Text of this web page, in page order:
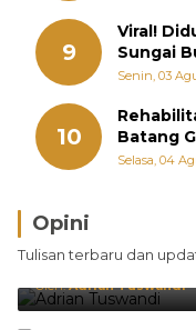
9
Viral!
Sungai
Warga
Senin, 03
10
Batang
Rolanda
Selasa, 04
Opini
Tulisan terbaru dan
Brasil Lebih
Punya Cara
Oleh:Adrian Tuswandi